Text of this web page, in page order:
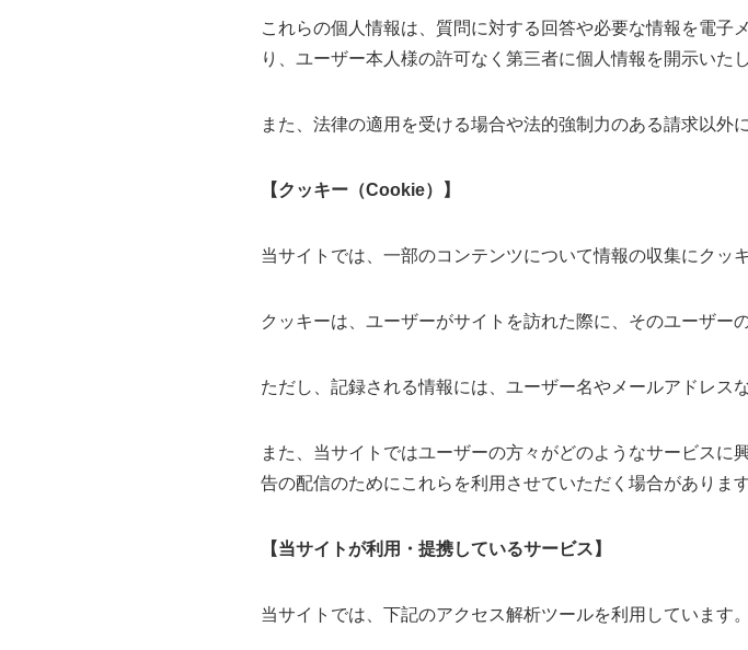
これらの個人情報は、質問に対する回答や必要な情報を電
り、ユーザー本人様の許可なく第三者に個人情報を開示いたし
また、法律の適用を受ける場合や法的強制力のある請求以外
【クッキー（Cookie）】
当サイトでは、一部のコンテンツについて情報の収集にクッ
クッキーは、ユーザーがサイトを訪れた際に、そのユーザー
ただし、記録される情報には、ユーザー名やメールアドレス
また、当サイトではユーザーの方々がどのようなサービス
告の配信のためにこれらを利用させていただく場合があります
【当サイトが利用・提携しているサービス】
当サイトでは、下記のアクセス解析ツールを利用しています。